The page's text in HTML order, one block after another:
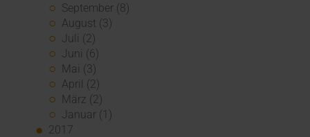
September (8)
August (3)
Juli (2)
Juni (6)
Mai (3)
April (2)
März (2)
Januar (1)
2017